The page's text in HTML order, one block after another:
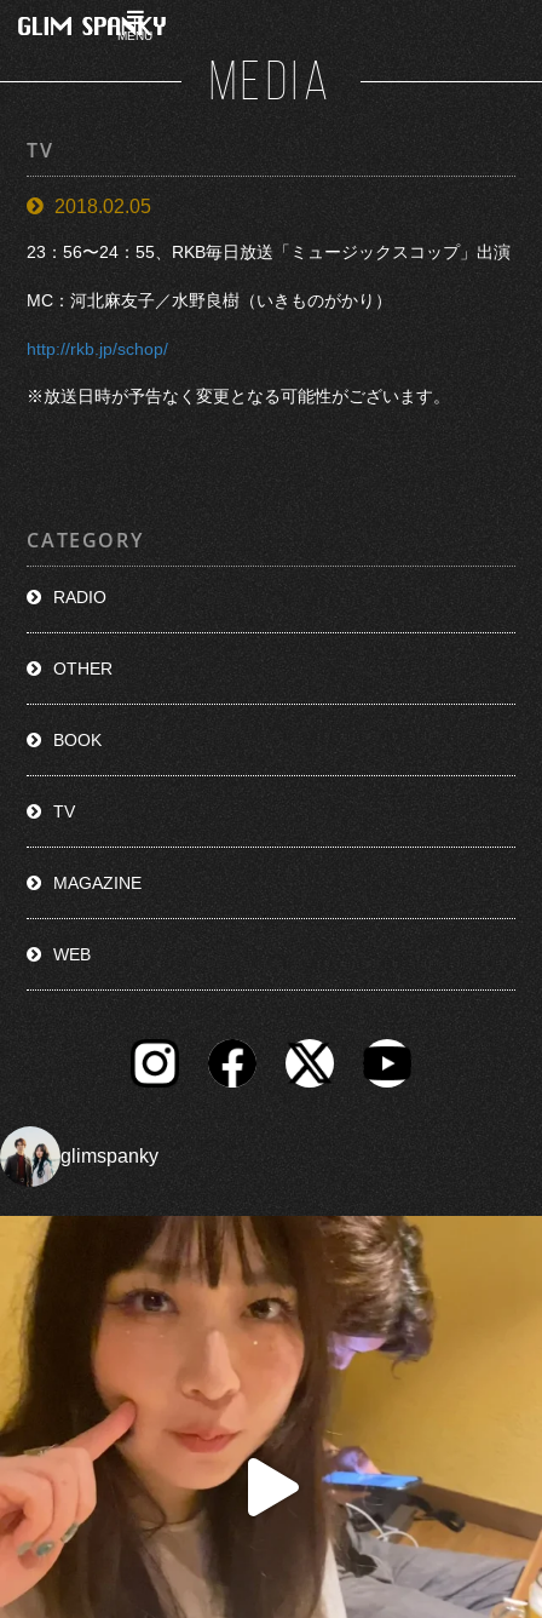
MENU
MEDIA
TV
2018.02.05
23：56〜24：55、RKB毎日放送「ミュージックスコップ」出演
MC：河北麻友子／水野良樹（いきものがかり）
http://rkb.jp/schop/
※放送日時が予告なく変更となる可能性がございます。
CATEGORY
RADIO
OTHER
BOOK
TV
MAGAZINE
WEB
glimspanky